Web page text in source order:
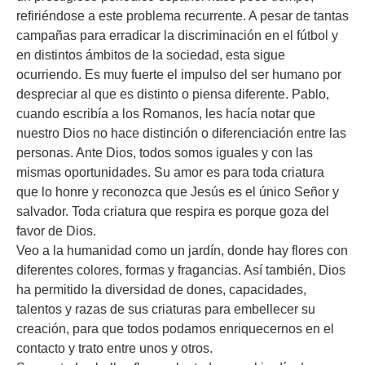
refiriéndose a este problema recurrente. A pesar de tantas
campañas para erradicar la discriminación en el fútbol y
en distintos ámbitos de la sociedad, esta sigue
ocurriendo. Es muy fuerte el impulso del ser humano por
despreciar al que es distinto o piensa diferente. Pablo,
cuando escribía a los Romanos, les hacía notar que
nuestro Dios no hace distinción o diferenciación entre las
personas. Ante Dios, todos somos iguales y con las
mismas oportunidades. Su amor es para toda criatura
que lo honre y reconozca que Jesús es el único Señor y
salvador. Toda criatura que respira es porque goza del
favor de Dios.
Veo a la humanidad como un jardín, donde hay flores con
diferentes colores, formas y fragancias. Así también, Dios
ha permitido la diversidad de dones, capacidades,
talentos y razas de sus criaturas para embellecer su
creación, para que todos podamos enriquecernos en el
contacto y trato entre unos y otros.